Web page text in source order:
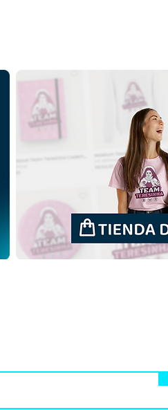
de la
gratis
sin